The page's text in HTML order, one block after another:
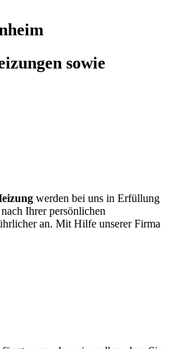
sowie
werden bei uns in Erfüllung
Ihrer persönlichen
an. Mit Hilfe unserer Firma